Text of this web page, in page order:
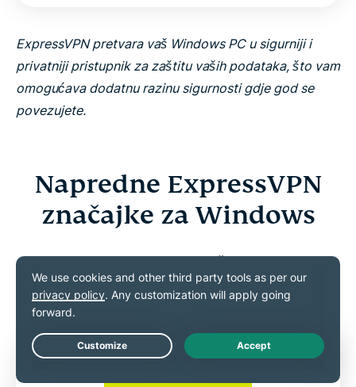
ExpressVPN pretvara vaš Windows PC u sigurniji i
privatniji pristupnik za zaštitu vaših podataka, što vam
omogućava dodatnu razinu sigurnosti gdje god se
povezujete.
Napredne ExpressVPN
značajke za Windows
Prijeđite okvire osnovnih značajki kako biste
poboljšali svoju zaštitu na internetu i personalizirali
svoje iskustvo
Live Chat